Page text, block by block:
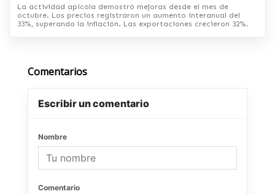
La actividad apícola demostró mejoras desde el mes de
octubre. Los precios registraron un aumento interanual del
33%, superando la inflación. Las exportaciones crecieron 32%.
Comentarios
Escribir un comentario
Nombre
Comentario